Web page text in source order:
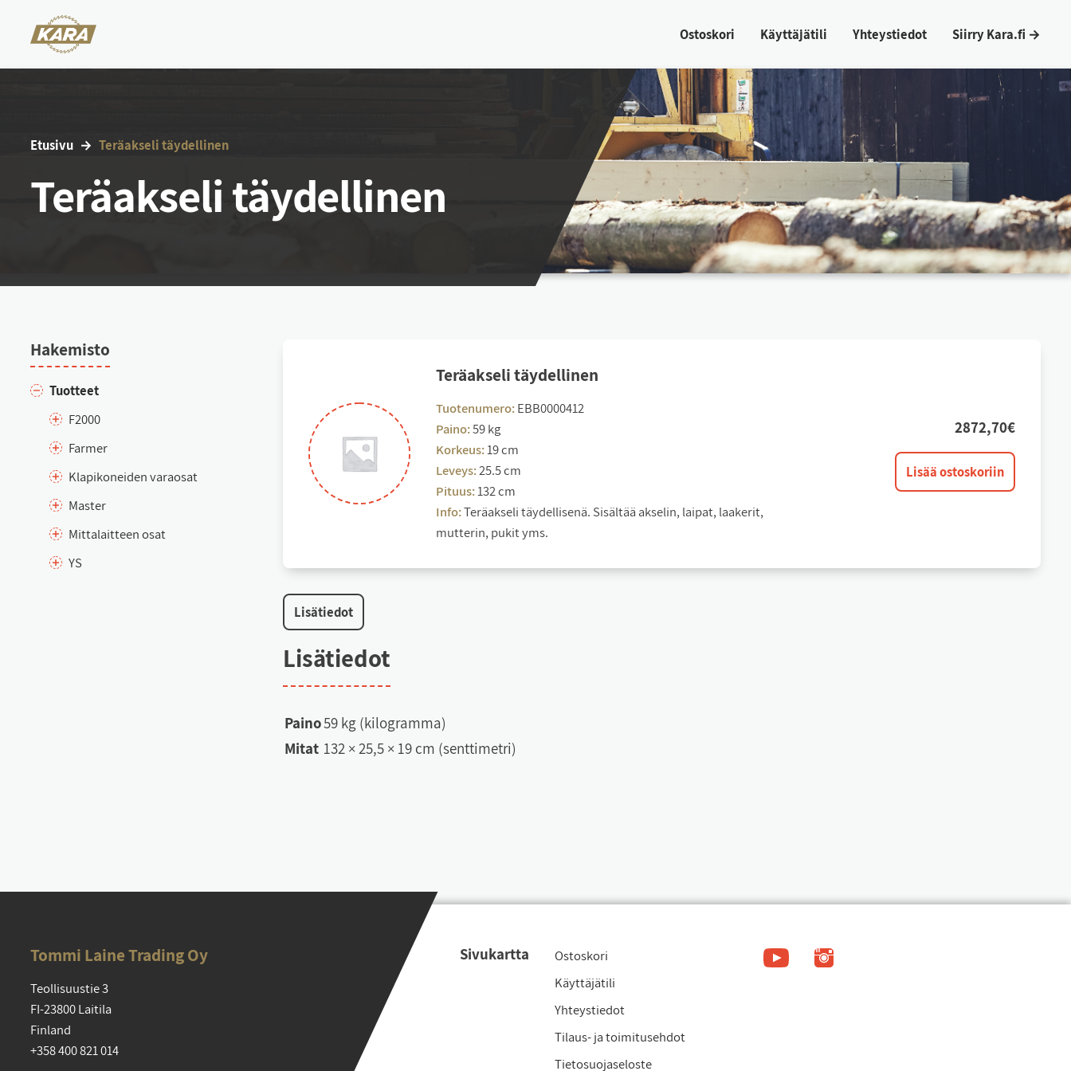
Os­tos­ko­ri Käyt­tä­jä­ti­li Yh­teys­tie­dot Siir­ry Ka­ra.fi →
Etu­si­vu Te­räak­se­li täy­del­li­nen
Teräakseli täydellinen
Ha­ke­mis­to
Tuot­teet
F2000
Far­mer
Kla­pi­ko­nei­den va­rao­sat
Mas­ter
Mit­ta­lait­teen osat
YS
Te­räak­se­li täy­del­li­nen
Tuotenumero:EBB0000412
Paino:59 kg
Korkeus:19 cm
Leveys:25.5 cm
Pituus:132 cm
Info:Teräakseli täydellisenä. Sisältää akselin, laipat, laakerit,
mutterin, pukit yms.
2872,70€
täydellinen
Lisää ostoskoriin
Li­sä­tie­dot
Li­sä­tie­dot
Paino59 kg (kilogramma)
Mitat 132 × 25,5 × 19 cm (senttimetri)
Tom­mi Lai­ne Tra­ding Oy
Teol­li­suus­tie 3
FI-23800 Lai­ti­la
Fin­land
+358 400 821 014
Si­vu­kart­ta
Os­tos­ko­ri
Käyt­tä­jä­ti­li
Yh­teys­tie­dot
Ti­laus- ja toi­mi­tu­seh­dot
Tie­to­suo­ja­se­los­te